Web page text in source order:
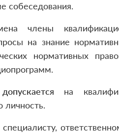
собеседования.
члены
на знание
нормативных
допускается на
личность.